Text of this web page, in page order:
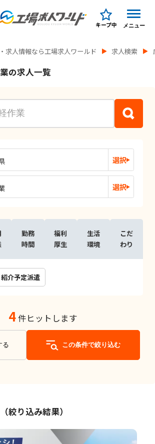
キープ中 メニュー
求人情報なら工場求人ワールド 求人検索
の求人一覧
選択
選択
勤務
時間
福利
厚生
生活
環境
こだ
わり
紹介予定派遣
4件ヒットします
る この条件で絞り込む
絞り込み結果）